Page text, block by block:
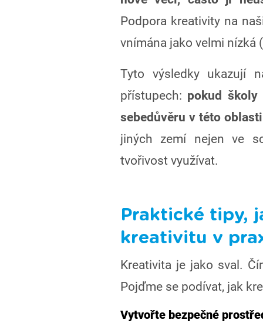
Podpora kreativity na
vnímána jako velmi nízká
Tyto výsledky ukazují
přístupech: pokud školy
sebedůvěru v této oblasti
jiných zemí nejen ve
tvořivost využívat.
Praktické tipy,
kreativitu v
Kreativita je jako sval.
Pojďme se podívat, jak
Vytvořte bezpečné